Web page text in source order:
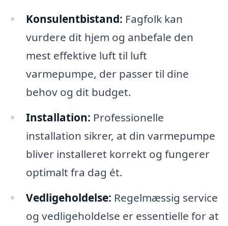
Konsulentbistand: Fagfolk kan
vurdere dit hjem og anbefale den
mest effektive luft til luft
varmepumpe, der passer til dine
behov og dit budget.
Installation: Professionelle
installation sikrer, at din varmepumpe
bliver installeret korrekt og fungerer
optimalt fra dag ét.
Vedligeholdelse: Regelmæssig service
og vedligeholdelse er essentielle for at